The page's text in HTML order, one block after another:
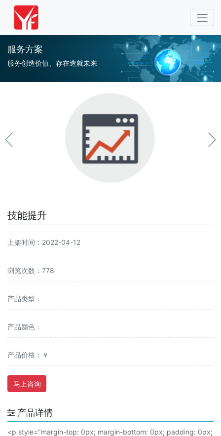
服务方案
服务创造价值、存在造就未来
技能提升
上架时间：2022-04-12
浏览次数：778
产品类型：
产品颜色：
产品价格：￥
马上咨询
产品详情
<p style="margin-top: 0px; margin-bottom: 0px; padding: 0px;